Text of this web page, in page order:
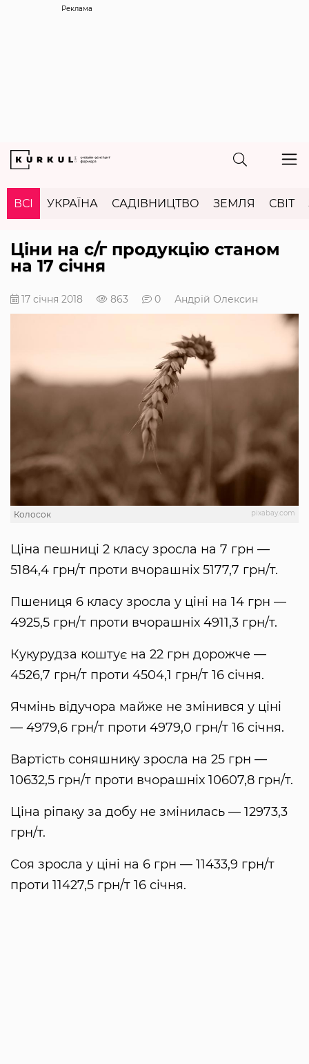
Реклама
ВСІ УКРАЇНА САДІВНИЦТВО ЗЕМЛЯ СВІТ
Ціни на с/г продукцію станом
на 17 січня
17 січня 2018 863 0 Андрій Олексин
pixabay.com
Колосок
Ціна пешниці 2 класу зросла на 7 грн —
5184,4 грн/т проти вчорашніх 5177,7 грн/т.
Пшениця 6 класу зросла у ціні на 14 грн —
4925,5 грн/т проти вчорашніх 4911,3 грн/т.
Кукурудза коштує на 22 грн дорожче —
4526,7 грн/т проти 4504,1 грн/т 16 січня.
Ячмінь відучора майже не змінився у ціні
— 4979,6 грн/т проти 4979,0 грн/т 16 січня.
Вартість соняшнику зросла на 25 грн —
10632,5 грн/т проти вчорашніх 10607,8 грн/т.
Ціна ріпаку за добу не змінилась — 12973,3
грн/т.
Соя зросла у ціні на 6 грн — 11433,9 грн/т
проти 11427,5 грн/т 16 січня.